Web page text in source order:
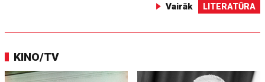
Vairāk LITERATŪRA
KINO/TV